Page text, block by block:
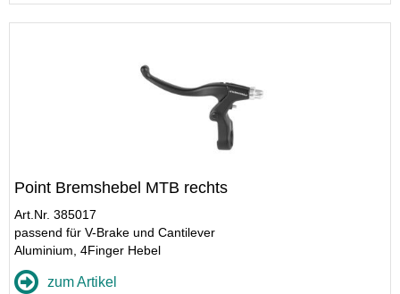
Point Bremshebel MTB rechts
Art.Nr. 385017
passend für V-Brake und Cantilever
Aluminium, 4Finger Hebel
zum Artikel